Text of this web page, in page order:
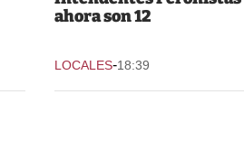
ahora son 12
LOCALES-18:39